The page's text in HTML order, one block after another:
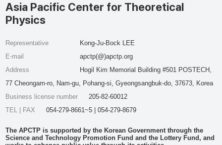
Asia Pacific Center for Theoretical
Physics
Representative
Kong-Ju-Bock LEE
E-mail
apctp(@)apctp.org
Address
Hogil Kim Memorial Building #501 POSTECH,
77 Cheongam-ro, Nam-gu, Pohang-si, Gyeongsangbuk-do, 37673, Korea
Business license number
205-82-60012
TEL | FAX
054-279-8661~5 | 054-279-8679
The APCTP is supported by the Korean Government through the
Science and Technology Promotion Fund and the Lottery Fund, and